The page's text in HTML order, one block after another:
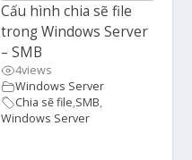
Cấu hình chia sẽ file
trong Windows Server
– SMB
4views
Windows Server
Chia sẽ file,SMB,
Windows Server